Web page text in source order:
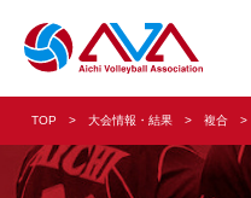
TOP 大会情報・結果 複合